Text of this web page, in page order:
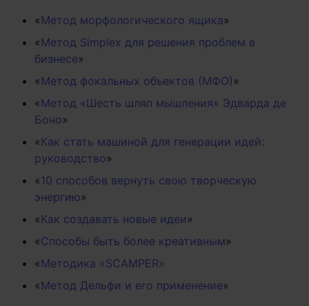
«Метод морфологического ящика»
«Метод Simplex для решения проблем в
бизнесе»
«Метод фокальных объектов (МФО)»
«Метод «Шесть шляп мышления» Эдварда де
Боно»
«Как стать машиной для генерации идей:
руководство»
«10 способов вернуть свою творческую
энергию»
«Как создавать новые идеи»
«Способы быть более креативным»
«Методика «SCAMPER»
«Метод Дельфи и его применение»